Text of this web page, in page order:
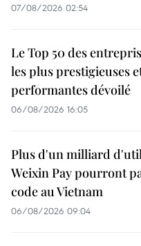
07/08/2026 02:54
Le Top 50 des
les plus prestigieuses
performantes dévoilé
06/08/2026 16:05
Plus d'un milliard
Weixin Pay pourront
code au Vietnam
06/08/2026 09:04